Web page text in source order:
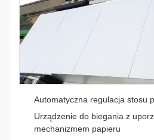
Automatyczna regulacja stosu
Urządzenie do biegania z
mechanizmem papieru